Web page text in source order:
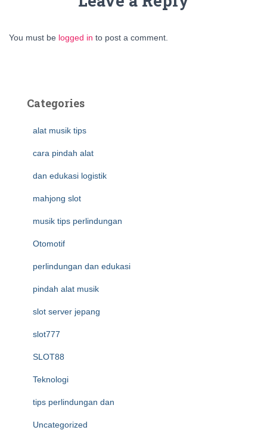
You must be logged in to post a comment.
Categories
alat musik tips
cara pindah alat
dan edukasi logistik
mahjong slot
musik tips perlindungan
Otomotif
perlindungan dan edukasi
pindah alat musik
slot server jepang
slot777
SLOT88
Teknologi
tips perlindungan dan
Uncategorized